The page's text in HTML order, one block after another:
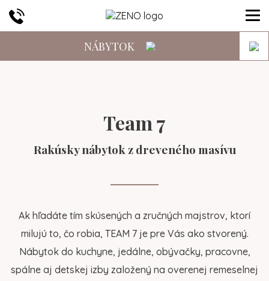
NÁBYTOK
Team 7
Rakúsky nábytok z dreveného masívu
Ak hľadáte tím skúsených a zručných majstrov, ktorí
milujú to, čo robia, TEAM 7 je pre Vás ako stvorený.
Nábytok do kuchyne, jedálne, obývačky, pracovne,
spálne aj detskej izby založený na overenej remeselnej